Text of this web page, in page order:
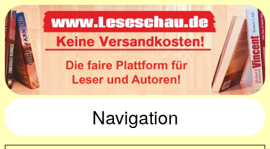
Navigation